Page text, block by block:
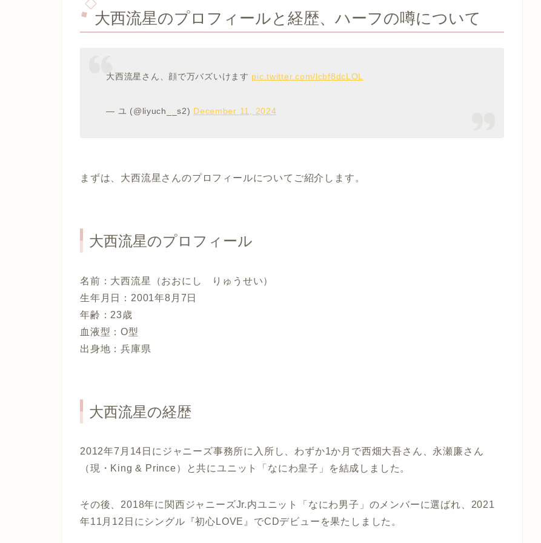
大西流星のプロフィールと経歴、ハーフの噂について
大西流星さん、顔で万バズいけます pic.twitter.com/lcbf8dcLOL
— ユ (@liyuch__s2) December 11, 2024
まずは、大西流星さんのプロフィールについてご紹介します。
大西流星のプロフィール
名前：大西流星（おおにし りゅうせい）
生年月日：2001年8月7日
年齢：23歳
血液型：O型
出身地：兵庫県
大西流星の経歴
2012年7月14日にジャニーズ事務所に入所し、わずか1か月で西畑大吾さん、永瀬廉さん
（現・King & Prince）と共にユニット「 なにわ皇子 」を結成しました。
その後、2018年に関西ジャニーズJr.内ユニット「なにわ男子」のメンバーに選ばれ、2021
年11月12日にシングル『初心LOVE 』でCDデビューを果たしました。